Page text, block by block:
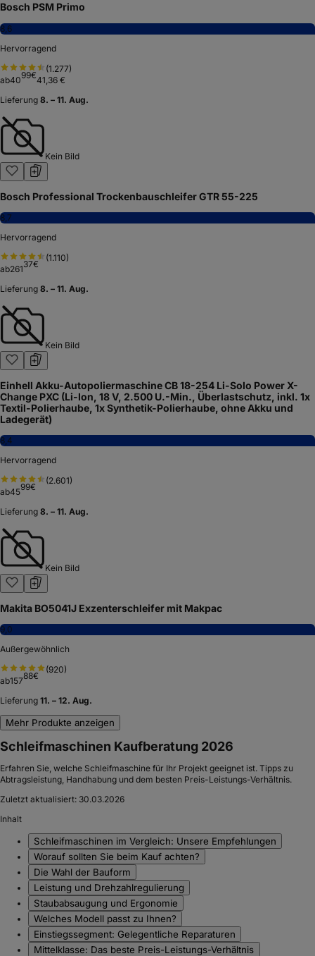
Bosch PSM Primo
8,6
Hervorragend
(1.277)
ab4099€41,36 €
Lieferung 8. – 11. Aug.
Kein Bild
Bosch Professional Trockenbauschleifer GTR 55-225
8,7
Hervorragend
(1.110)
ab26137€
Lieferung 8. – 11. Aug.
Kein Bild
Einhell Akku-Autopoliermaschine CB 18-254 Li-Solo Power X-
Change PXC (Li-Ion, 18 V, 2.500 U.-Min., Überlastschutz, inkl. 1x
Textil-Polierhaube, 1x Synthetik-Polierhaube, ohne Akku und
Ladegerät)
8,4
Hervorragend
(2.601)
ab4599€
Lieferung 8. – 11. Aug.
Kein Bild
Makita BO5041J Exzenterschleifer mit Makpac
9,0
Außergewöhnlich
(920)
ab15788€
Lieferung 11. – 12. Aug.
Mehr Produkte anzeigen
Schleifmaschinen Kaufberatung 2026
Erfahren Sie, welche Schleifmaschine für Ihr Projekt geeignet ist. Tipps zu
Abtragsleistung, Handhabung und dem besten Preis-Leistungs-Verhältnis.
Zuletzt aktualisiert: 30.03.2026
Inhalt
Schleifmaschinen im Vergleich: Unsere Empfehlungen
Worauf sollten Sie beim Kauf achten?
Die Wahl der Bauform
Leistung und Drehzahlregulierung
Staubabsaugung und Ergonomie
Welches Modell passt zu Ihnen?
Einstiegssegment: Gelegentliche Reparaturen
Mittelklasse: Das beste Preis-Leistungs-Verhältnis